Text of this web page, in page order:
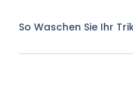
So Waschen Sie Ihr